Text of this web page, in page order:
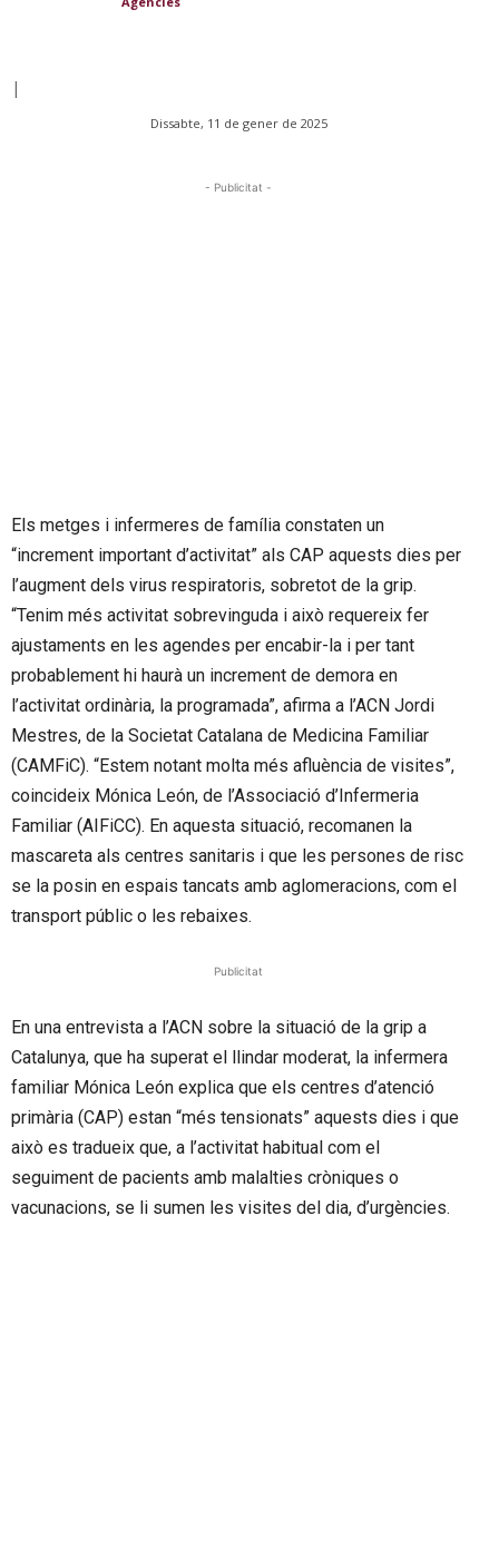
|
Dissabte, 11 de gener de 2025
- Publicitat -
Els metges i infermeres de família constaten un
“increment important d’activitat” als CAP aquests dies per
l’augment dels virus respiratoris, sobretot de la grip.
“Tenim més activitat sobrevinguda i això requereix fer
ajustaments en les agendes per encabir-la i per tant
probablement hi haurà un increment de demora en
l’activitat ordinària, la programada”, afirma a l’ACN Jordi
Mestres, de la Societat Catalana de Medicina Familiar
(CAMFiC). “Estem notant molta més afluència de visites”,
coincideix Mónica León, de l’Associació d’Infermeria
Familiar (AIFiCC). En aquesta situació, recomanen la
mascareta als centres sanitaris i que les persones de risc
se la posin en espais tancats amb aglomeracions, com el
transport públic o les rebaixes.
Publicitat
En una entrevista a l’ACN sobre la situació de la grip a
Catalunya, que ha superat el llindar moderat, la infermera
familiar Mónica León explica que els centres d’atenció
primària (CAP) estan “més tensionats” aquests dies i que
això es tradueix que, a l’activitat habitual com el
seguiment de pacients amb malalties cròniques o
vacunacions, se li sumen les visites del dia, d’urgències.